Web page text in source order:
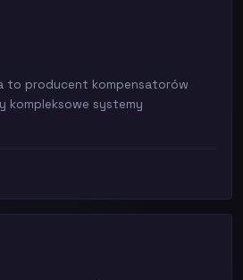
to producent kompensatorów
kompleksowe systemy